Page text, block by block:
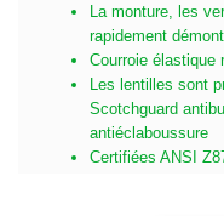
La monture, les
rapidement
Courroie élastique
Les lentilles sont
Scotchguard
antiéclaboussure
Certifiées ANSI